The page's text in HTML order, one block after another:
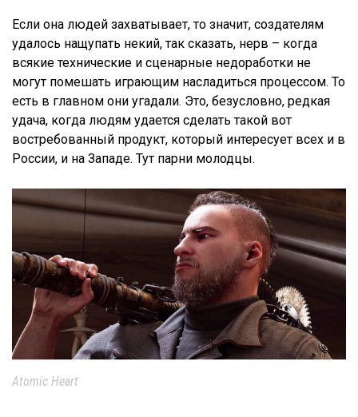
Если она людей захватывает, то значит, создателям
удалось нащупать некий, так сказать, нерв – когда
всякие технические и сценарные недоработки не
могут помешать играющим насладиться процессом. То
есть в главном они угадали. Это, безусловно, редкая
удача, когда людям удается сделать такой вот
востребованный продукт, который интересует всех и в
России, и на Западе. Тут парни молодцы.
Atomic Heart